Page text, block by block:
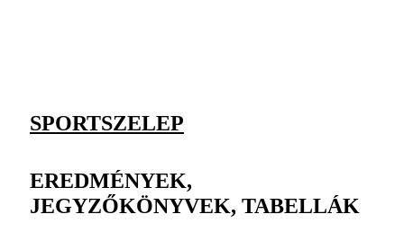
SPORTSZELEP
EREDMÉNYEK,
JEGYZŐKÖNYVEK, TABELLÁK